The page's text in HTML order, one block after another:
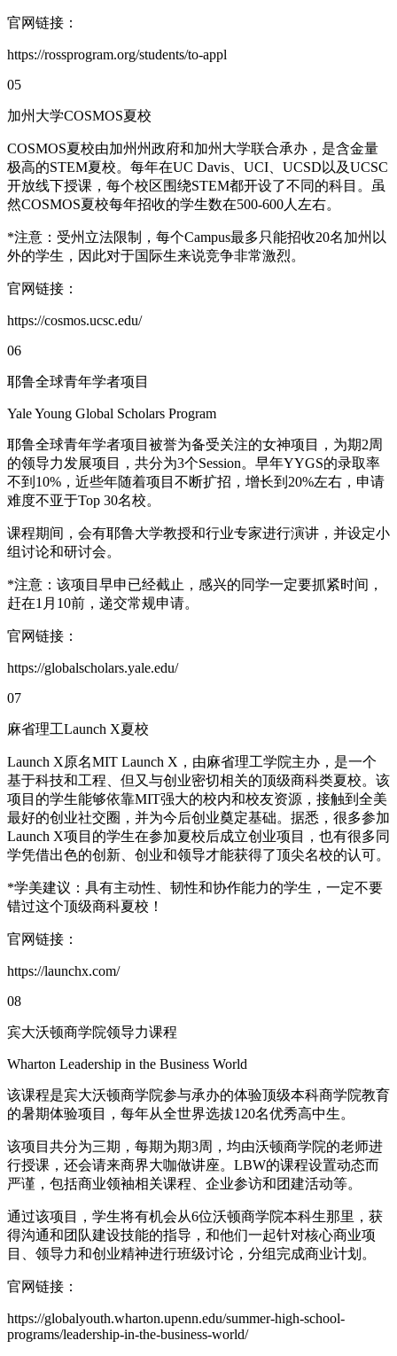
官网链接：
https://rossprogram.org/students/to-appl
05
加州大学COSMOS夏校
COSMOS夏校由加州州政府和加州大学联合承办，是含金量
极高的STEM夏校。每年在UC Davis、UCI、UCSD以及UCSC
开放线下授课，每个校区围绕STEM都开设了不同的科目。虽
然COSMOS夏校每年招收的学生数在500-600人左右。
*注意：受州立法限制，每个Campus最多只能招收20名加州以
外的学生，因此对于国际生来说竞争非常激烈。
官网链接：
https://cosmos.ucsc.edu/
06
耶鲁全球青年学者项目
Yale Young Global Scholars Program
耶鲁全球青年学者项目被誉为备受关注的女神项目，为期2周
的领导力发展项目，共分为3个Session。早年YYGS的录取率
不到10%，近些年随着项目不断扩招，增长到20%左右，申请
难度不亚于Top 30名校。
课程期间，会有耶鲁大学教授和行业专家进行演讲，并设定小
组讨论和研讨会。
*注意：该项目早申已经截止，感兴的同学一定要抓紧时间，
赶在1月10前，递交常规申请。
官网链接：
https://globalscholars.yale.edu/
07
麻省理工Launch X夏校
Launch X原名MIT Launch X，由麻省理工学院主办，是一个
基于科技和工程、但又与创业密切相关的顶级商科类夏校。该
项目的学生能够依靠MIT强大的校内和校友资源，接触到全美
最好的创业社交圈，并为今后创业奠定基础。据悉，很多参加
Launch X项目的学生在参加夏校后成立创业项目，也有很多同
学凭借出色的创新、创业和领导才能获得了顶尖名校的认可。
*学美建议：具有主动性、韧性和协作能力的学生，一定不要
错过这个顶级商科夏校！
官网链接：
https://launchx.com/
08
宾大沃顿商学院领导力课程
Wharton Leadership in the Business World
该课程是宾大沃顿商学院参与承办的体验顶级本科商学院教育
的暑期体验项目，每年从全世界选拔120名优秀高中生。
该项目共分为三期，每期为期3周，均由沃顿商学院的老师进
行授课，还会请来商界大咖做讲座。LBW的课程设置动态而
严谨，包括商业领袖相关课程、企业参访和团建活动等。
通过该项目，学生将有机会从6位沃顿商学院本科生那里，获
得沟通和团队建设技能的指导，和他们一起针对核心商业项
目、领导力和创业精神进行班级讨论，分组完成商业计划。
官网链接：
https://globalyouth.wharton.upenn.edu/summer-high-school-
programs/leadership-in-the-business-world/